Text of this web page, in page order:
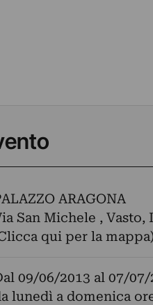
ARAGONA
San Michele , Vasto,
qui per la
09/06/2013 al 07/07/
lunedì a domenica